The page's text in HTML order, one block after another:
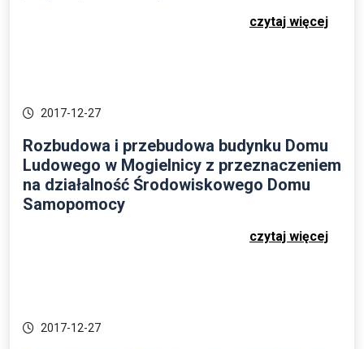
czytaj więcej
2017-12-27
Rozbudowa i przebudowa budynku Domu
Ludowego w Mogielnicy z przeznaczeniem
na działalność Środowiskowego Domu
Samopomocy
czytaj więcej
2017-12-27